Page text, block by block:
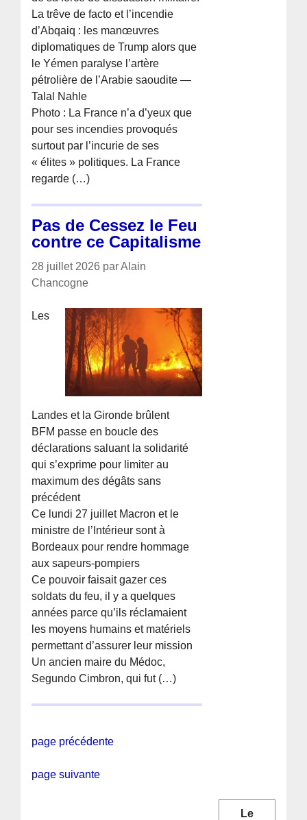
La trêve de facto et l’incendie
d’Abqaiq : les manœuvres
diplomatiques de Trump alors que
le Yémen paralyse l’artère
pétrolière de l’Arabie saoudite —
Talal Nahle
Photo : La France n’a d’yeux que
pour ses incendies provoqués
surtout par l’incurie de ses
« élites » politiques. La France
regarde (…)
Pas de Cessez le Feu
contre ce Capitalisme
28 juillet 2026 par Alain
Chancogne
Les
Landes et la Gironde brûlent
BFM passe en boucle des
déclarations saluant la solidarité
qui s’exprime pour limiter au
maximum des dégâts sans
précédent
Ce lundi 27 juillet Macron et le
ministre de l’Intérieur sont à
Bordeaux pour rendre hommage
aux sapeurs-pompiers
Ce pouvoir faisait gazer ces
soldats du feu, il y a quelques
années parce qu’ils réclamaient
les moyens humains et matériels
permettant d’assurer leur mission
Un ancien maire du Médoc,
Segundo Cimbron, qui fut (…)
page précédente
page suivante
Le